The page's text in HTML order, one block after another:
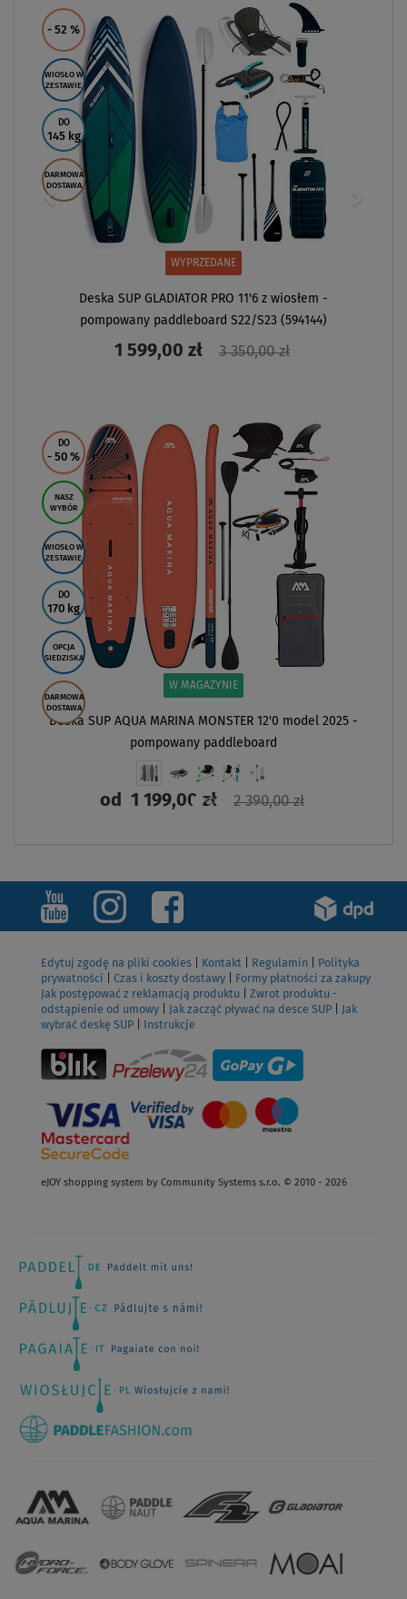
- 52 %
WIOSŁO W
ZESTAWIE
DO
145 kg
DARMOWA
DOSTAWA
WYPRZEDANE
Deska SUP GLADIATOR PRO 11'6 z wiosłem -
pompowany paddleboard S22/S23 (594144)
1 599,00 zł 3 350,00 zł
ZOBACZ
DO
- 50 %
NASZ
WYBÓR
WIOSŁO W
ZESTAWIE
DO
170 kg
OPCJA
SIEDZISKA
DARMOWA
DOSTAWA
W MAGAZYNIE
Deska SUP AQUA MARINA MONSTER 12'0 model 2025 -
pompowany paddleboard
od 1 199,00 zł 2 390,00 zł
Edytuj zgodę na pliki cookies Kontakt Regulamin
Polityka
prywatności
Czas i koszty dostawy
Formy płatności za zakupy
Jak postępować z reklamacją produktu
Zwrot produktu -
odstąpienie od umowy
Jak zacząć pływać na desce SUP
Jak
wybrać deskę SUP
Instrukcje
eJOY shopping system by Community Systems s.r.o. © 2010 - 2026